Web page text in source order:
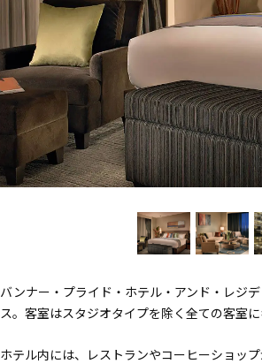
バンナー・プライド・ホテル・アンド・レジ
ス。客室はスタジオタイプを除く全ての客室
ホテル内には、レストランやコーヒーショッ